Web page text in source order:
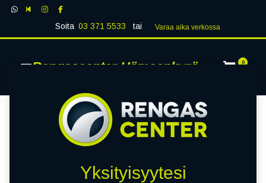
Soita 03 371 5533 tai Varaa aika verk​​​​ossa
Rengascenter Hämeenkyrö 0
Yksityisyytesi